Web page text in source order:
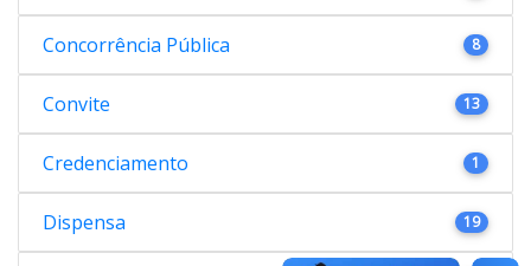
Concorrência Pública 8
Convite 13
Credenciamento 1
Dispensa 19